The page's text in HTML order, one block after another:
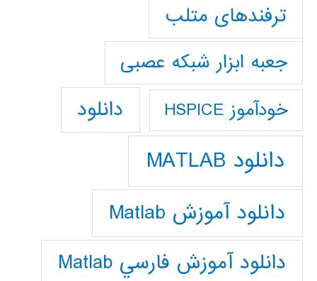
ترفندهای متلب
جعبه ابزار شبکه عصبی
خودآموز HSPICE دانلود
دانلود MATLAB
دانلود آموزش Matlab
دانلود آموزش فارسي Matlab